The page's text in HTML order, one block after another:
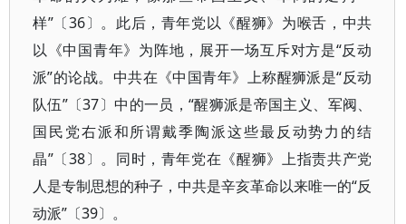
样”〔36〕。此后，青年党以《醒狮》为喉舌，中共
以《中国青年》为阵地，展开一场互斥对方是“反动
派”的论战。中共在《中国青年》上称醒狮派是“反动
队伍”〔37〕中的一员，“醒狮派是帝国主义、军阀、
国民党右派和所谓戴季陶派这些最反动势力的结
晶”〔38〕。同时，青年党在《醒狮》上指责共产党
人是专制思想的种子，中共是辛亥革命以来唯一的“反
动派”〔39〕。